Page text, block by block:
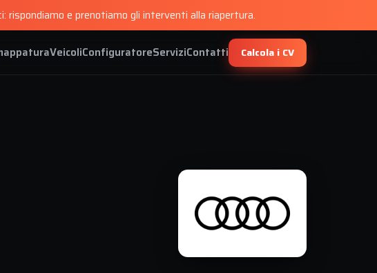
rispondiamo e prenotiamo gli interventi alla riapertura.
VeicoliConfiguratoreServiziContatti Calcola i CV